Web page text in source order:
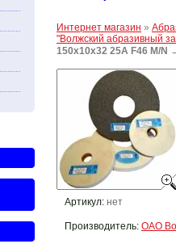
Интернет магазин »
"Волжский абразивный
150x10x32 25А F46 M/N
Артикул: нет
Производитель: ОАО